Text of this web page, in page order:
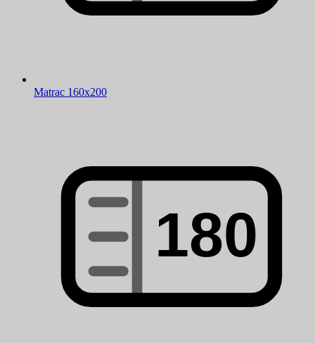
Matrac 160x200